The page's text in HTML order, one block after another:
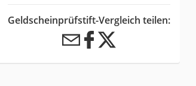
Geldscheinprüfstift-Vergleich teilen: